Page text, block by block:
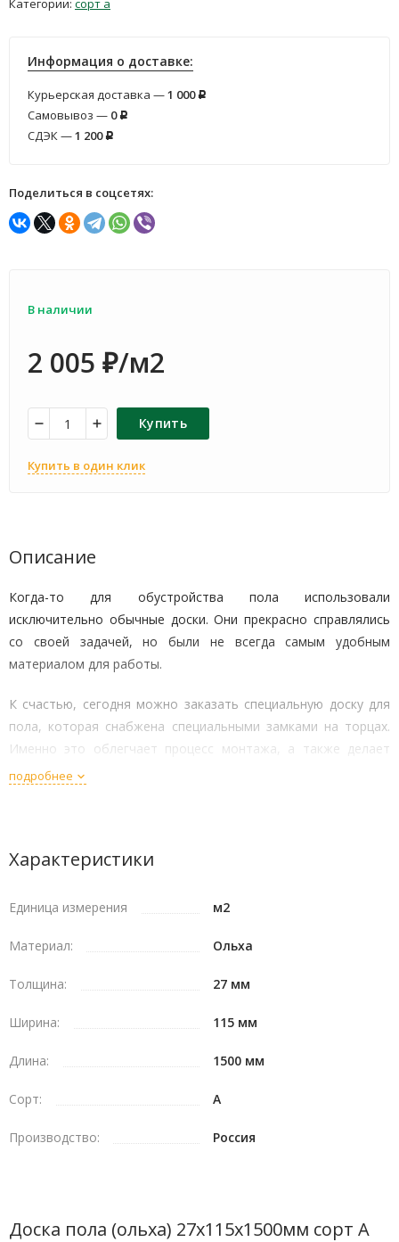
Категории: сорт а
Информация о доставке:
Курьерская доставка —1 000 Р
Самовывоз — 0 Р
СДЭК —1 200 Р
Поделиться в соцсетях:
В наличии
2 005 ₽/м2
Купить
Купить в один клик
Описание
Когда-то для обустройства пола использовали
исключительно обычные доски. Они прекрасно справлялись
со своей задачей, но были не всегда самым удобным
материалом для работы.
К счастью, сегодня можно заказать специальную доску для
пола, которая снабжена специальными замками на торцах.
Именно это облегчает процесс монтажа, а также делает
готовое покрытие более прочным и монолитным.
благородный и привлекательный в эстетическом плане
Характеристики
С доставкой по Московской области и внутри столицы
можем вам предложить качественную
Ширина – 115 мм;
Сорт – А;
подробнее
Характеристики
Единица измерения м2
Материал: Ольха
Толщина: 27 мм
Ширина: 115 мм
Длина: 1500 мм
Сорт: A
Производство: Россия
Доска пола (ольха) 27х115х1500мм сорт А